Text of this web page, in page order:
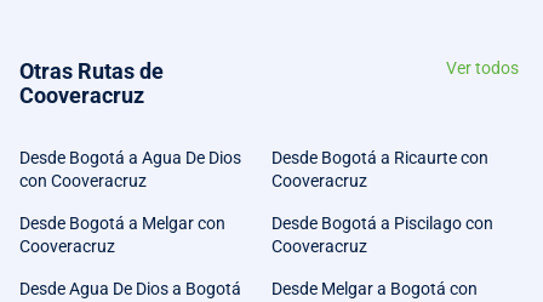
Otras Rutas de
Cooveracruz
Ver todos
Desde Bogotá a Agua De Dios
con Cooveracruz
Desde Bogotá a Ricaurte con
Cooveracruz
Desde Bogotá a Melgar con
Cooveracruz
Desde Bogotá a Piscilago con
Cooveracruz
Desde Agua De Dios a Bogotá
Desde Melgar a Bogotá con